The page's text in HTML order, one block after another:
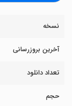
نسخه
آخرین بروزرسانی
تعداد دانلود
حجم